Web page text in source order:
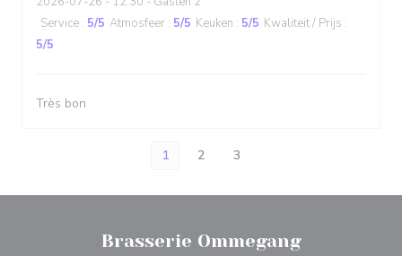
Service : 5/5 Atmosfeer : 5/5 Keuken : 5/5 Kwaliteit / Prijs :
5/5
Très bon
1 2 3
Brasserie Ommegang